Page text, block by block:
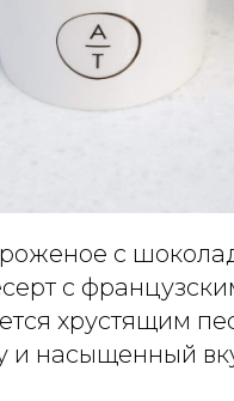
с
с
хрустящим
и насыщенный